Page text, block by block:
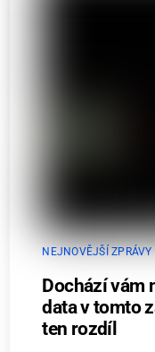
NEJNOVĚJŠÍ ZPRÁVY
Dochází vám
data v tomto
ten rozdíl